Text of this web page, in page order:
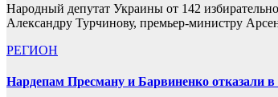
Народный депутат Украины от 142
Александру Турчинову, премьер-министру
РЕГИОН
Нардепам Пресману и Барвиненко отказали в